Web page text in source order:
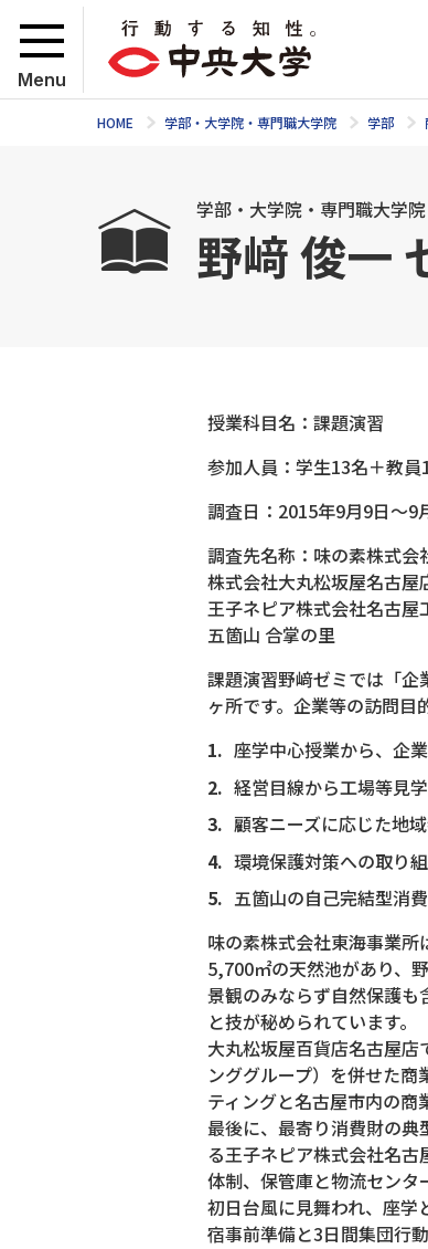
Menu
HOME 学部・大学院・専門職大学院 学部
学部・大学院・専門職大学院
野﨑 俊一
授業科目名：課題演習
参加人員：学生13名＋教員
調査日：2015年9月9日～9
調査先名称：味の素株式会
株式会社大丸松坂屋名古屋
王子ネピア株式会社名古屋
五箇山 合掌の里
課題演習野﨑ゼミでは「
ヶ所です。企業等の訪問目
座学中心授業から、企
経営目線から工場等見
顧客ニーズに応じた地
環境保護対策への取り
五箇山の自己完結型消
味の素株式会社東海事業
5,700㎡の天然池があり、
景観のみならず自然保護
と技が秘められています。
大丸松坂屋百貨店名古屋
ンググループ）を併せた
ティングと名古屋市内の商
最後に、最寄り消費財の典
る王子ネピア株式会社名
体制、保管庫と物流センタ
初日台風に見舞われ、座
宿事前準備と3日間集団行